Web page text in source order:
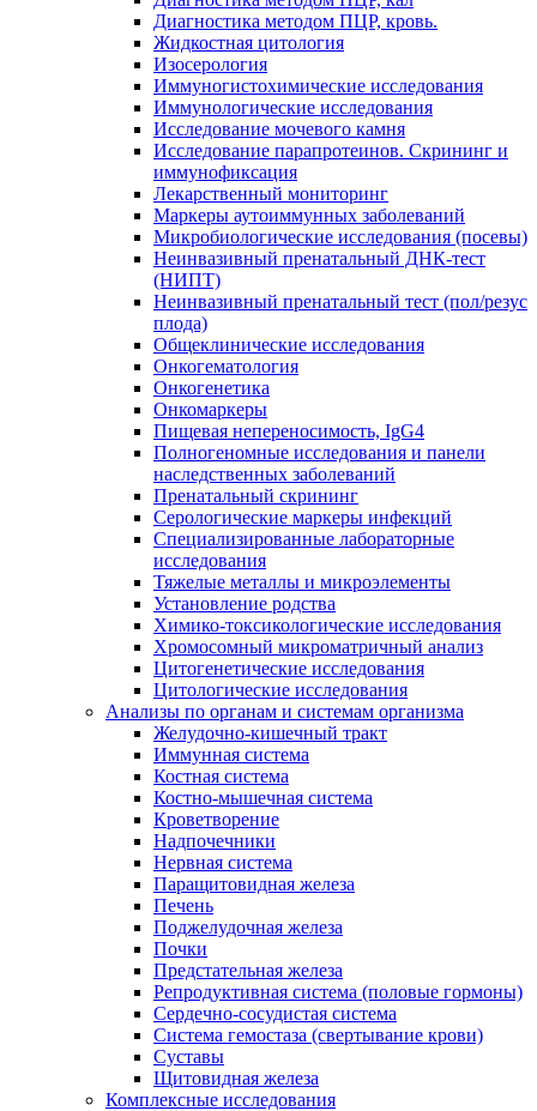
Диагностика методом ПЦР, кровь.
Жидкостная цитология
Изосерология
Иммуногистохимические исследования
Иммунологические исследования
Исследование мочевого камня
Исследование парапротеинов. Скрининг и
иммунофиксация
Лекарственный мониторинг
Маркеры аутоиммунных заболеваний
Микробиологические исследования (посевы)
Неинвазивный пренатальный ДНК-тест
(НИПТ)
Неинвазивный пренатальный тест (пол/резус
плода)
Общеклинические исследования
Онкогематология
Онкогенетика
Онкомаркеры
Пищевая непереносимость, IgG4
Полногеномные исследования и панели
наследственных заболеваний
Пренатальный скрининг
Серологические маркеры инфекций
Специализированные лабораторные
исследования
Тяжелые металлы и микроэлементы
Установление родства
Химико-токсикологические исследования
Хромосомный микроматричный анализ
Цитогенетические исследования
Цитологические исследования
Анализы по органам и системам организма
Желудочно-кишечный тракт
Иммунная система
Костная система
Костно-мышечная система
Кроветворение
Надпочечники
Нервная система
Паращитовидная железа
Печень
Поджелудочная железа
Почки
Предстательная железа
Репродуктивная система (половые гормоны)
Сердечно-сосудистая система
Система гемостаза (свертывание крови)
Суставы
Щитовидная железа
Комплексные исследования